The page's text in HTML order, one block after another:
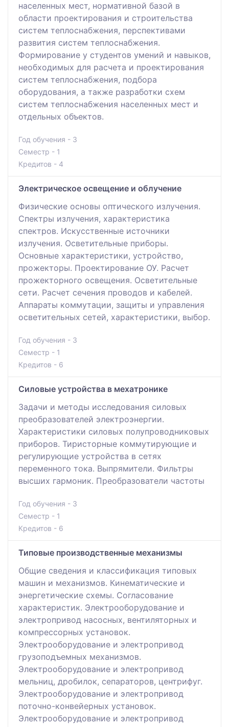
населенных мест, нормативной базой в
области проектирования и строительства
систем теплоснабжения, перспективами
развития систем теплоснабжения.
Формирование у студентов умений и навыков,
необходимых для расчета и проектирования
систем теплоснабжения, подбора
оборудования, а также разработки схем
систем теплоснабжения населенных мест и
отдельных объектов.
Год обучения - 3
Семестр - 1
Кредитов - 4
Электрическое освещение и облучение
Физические основы оптического излучения.
Спектры излучения, характеристика
спектров. Искусственные источники
излучения. Осветительные приборы.
Основные характеристики, устройство,
прожекторы. Проектирование ОУ. Расчет
прожекторного освещения. Осветительные
сети. Расчет сечения проводов и кабелей.
Аппараты коммутации, защиты и управления
осветительных сетей, характеристики, выбор.
Год обучения - 3
Семестр - 1
Кредитов - 6
Силовые устройства в мехатронике
Задачи и методы исследования силовых
преобразователей электроэнергии.
Характеристики силовых полупроводниковых
приборов. Тиристорные коммутирующие и
регулирующие устройства в сетях
переменного тока. Выпрямители. Фильтры
высших гармоник. Преобразователи частоты
Год обучения - 3
Семестр - 1
Кредитов - 6
Типовые производственные механизмы
Общие сведения и классификация типовых
машин и механизмов. Кинематические и
энергетические схемы. Согласование
характеристик. Электрооборудование и
электропривод насосных, вентиляторных и
компрессорных установок.
Электрооборудование и электропривод
грузоподъемных механизмов.
Электрооборудование и электропривод
мельниц, дробилок, сепараторов, центрифуг.
Электрооборудование и электропривод
поточно-конвейерных установок.
Электрооборудование и электропривод